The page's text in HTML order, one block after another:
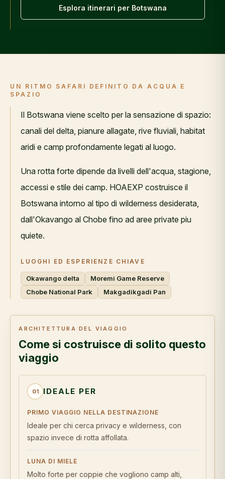
Esplora itinerari per Botswana
UN RITMO SAFARI DEFINITO DA ACQUA E
SPAZIO
Il Botswana viene scelto per la sensazione di spazio:
canali del delta, pianure allagate, rive fluviali, habitat
aridi e camp profondamente legati al luogo.
Una rotta forte dipende da livelli dell'acqua, stagione,
accessi e stile dei camp. HOAEXP costruisce il
Botswana intorno al tipo di wilderness desiderata,
dall'Okavango al Chobe fino ad aree private piu
quiete.
LUOGHI ED ESPERIENZE CHIAVE
Okawango delta
Moremi Game Reserve
Chobe National Park
Makgadikgadi Pan
ARCHITETTURA DEL VIAGGIO
Come si costruisce di solito questo
viaggio
01 IDEALE PER
PRIMO VIAGGIO NELLA DESTINAZIONE
Ideale per chi cerca privacy e wilderness, con
spazio invece di rotta affollata.
LUNA DI MIELE
Molto forte per coppie che vogliono camp alti,